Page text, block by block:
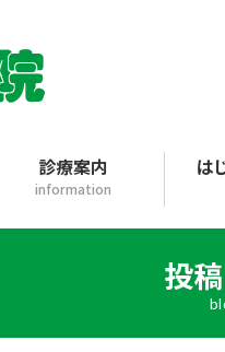
診療案内
information
は
投